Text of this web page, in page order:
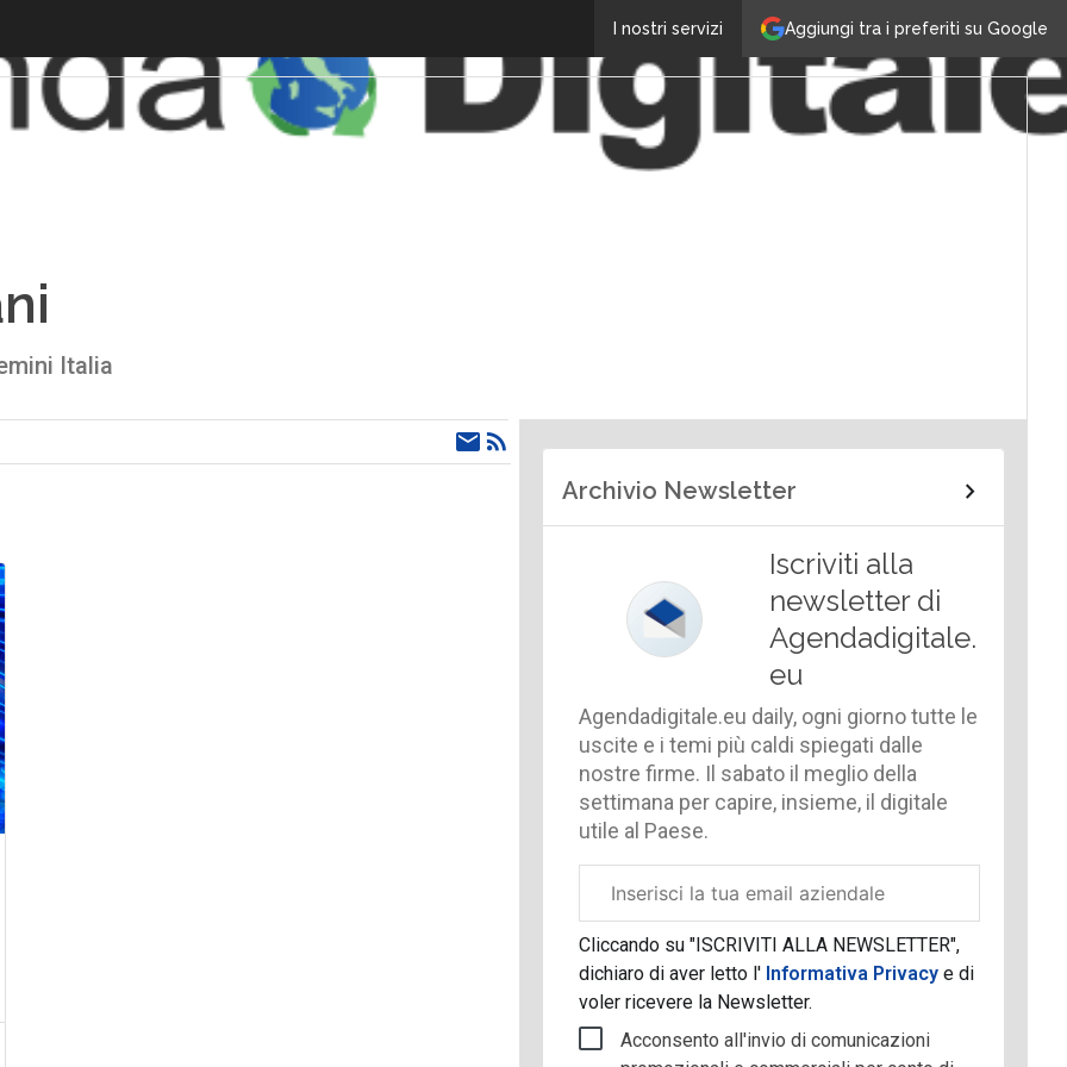
Aggiungi tra i preferiti su Google
I nostri servizi
Italia
Archivio Newsletter
Iscriviti alla
newsletter di
Agendadigitale.
eu
Agendadigitale.eu daily, ogni giorno tutte le
uscite e i temi più caldi spiegati dalle
nostre firme. Il sabato il meglio della
settimana per capire, insieme, il digitale
utile al Paese.
aziendale
Cliccando su "ISCRIVITI ALLA NEWSLETTER",
dichiaro di aver letto l' Informativa Privacye di
voler ricevere la Newsletter.
Acconsento all'invio di comunicazioni